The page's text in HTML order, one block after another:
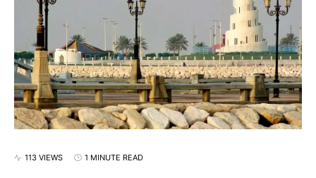
113 VIEWS 1 MINUTE READ